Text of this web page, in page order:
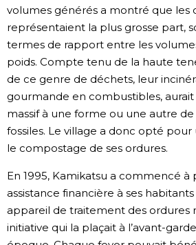
volumes générés a montré que les
représentaient la plus grosse part,
termes de rapport entre les
poids. Compte tenu de la haute
de ce genre de déchets, leur
gourmande en combustibles,
massif à une forme ou une autre
fossiles. Le village a donc opté
le compostage de ses ordures.
En 1995, Kamikatsu a commencé à
assistance financière à ses
appareil de traitement des ordures
initiative qui la plaçait à l’avant-